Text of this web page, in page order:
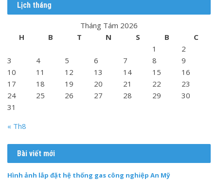
Lịch tháng
Tháng Tám 2026
H
B T N S B
C
1
2
3
4 5 6 7 8
9
10
11 12 13 14 15
16
17
18 19 20 21 22
23
24
25 26 27 28 29
30
31
« Th8
Bài viết mới
Hình ảnh lắp đặt hệ thống gas công nghiệp An Mỹ